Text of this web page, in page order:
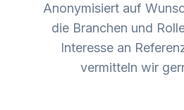
Anonymisiert auf
die Branchen und
Interesse an
vermitteln wir